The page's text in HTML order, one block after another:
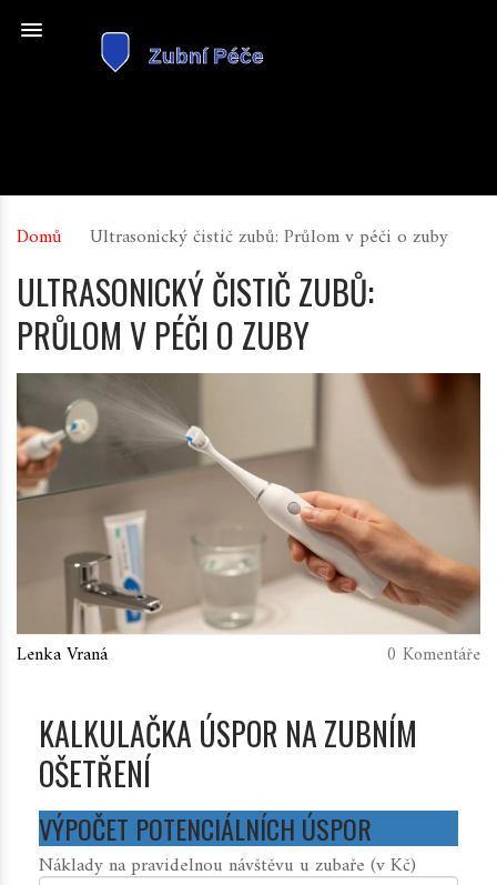
Domů Ultrasonický čistič zubů: Průlom v péči o zuby
ULTRASONICKÝ ČISTIČ ZUBŮ:
PRŮLOM V PÉČI O ZUBY
Lenka Vraná 0 Komentáře
KALKULAČKA ÚSPOR NA ZUBNÍM
OŠETŘENÍ
VÝPOČET POTENCIÁLNÍCH ÚSPOR
Náklady na pravidelnou návštěvu u zubaře (v Kč)